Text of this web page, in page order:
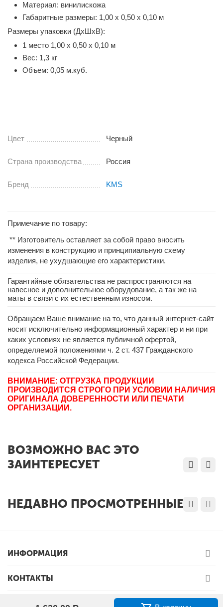
Материал: винилискожа
Габаритные размеры: 1,00 х 0,50 х 0,10 м
Размеры упаковки (ДхШхВ):
1 место 1,00 х 0,50 х 0,10 м
Вес: 1,3 кг
Объем: 0,05 м.куб.
Цвет Черный
Страна производства Россия
Бренд KMS
Примечание по товару:
** Изготовитель оставляет за собой право вносить
изменения в конструкцию и принципиальную схему
изделия, не ухудшающие его характеристики.
Гарантийные обязательства не распространяются на
навесное и дополнительное оборудование, а так же на
маты в связи с их естественным износом.
Обращаем Ваше внимание на то, что данный интернет-сайт
носит исключительно информационный характер и ни при
каких условиях не является публичной офертой,
определяемой положениями ч. 2 ст. 437 Гражданского
кодекса Российской Федерации.
ВНИМАНИЕ: ОТГРУЗКА ПРОДУКЦИИ
ПРОИЗВОДИТСЯ СТРОГО ПРИ УСЛОВИИ НАЛИЧИЯ
ОРИГИНАЛА ДОВЕРЕННОСТИ ИЛИ ПЕЧАТИ
ОРГАНИЗАЦИИ.
ВОЗМОЖНО ВАС ЭТО
ЗАИНТЕРЕСУЕТ
НЕДАВНО ПРОСМОТРЕННЫЕ
ИНФОРМАЦИЯ
КОНТАКТЫ